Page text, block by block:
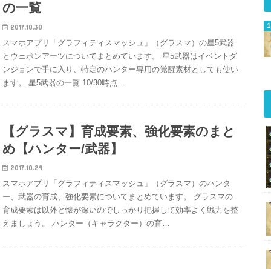
の一覧
2017.10.30
スマホアプリ「グラフィティスマッシュ」（グラスマ）の星5武器
とウェポンアーツについてまとめています。 星5武器はイベントダ
ンジョンで手に入り、特定のハンター専用の覚醒素材としても使い
ます。 星5武器の一覧 10/30時点…
【グラスマ】育成要素、強化要素のまと
め【ハンター/武器】
2017.10.29
スマホアプリ「グラフィティスマッシュ」（グラスマ）のハンタ
ー、武器の育成、強化要素についてまとめています。 グラスマの
育成要素は以外と懐が深いのでしっかり把握して効率よく戦力を整
えましょう。 ハンター（キャラクター）の育…